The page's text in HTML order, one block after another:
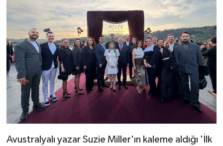
Avustralyalı yazar Suzie Miller'ın kaleme aldığı 'İlk